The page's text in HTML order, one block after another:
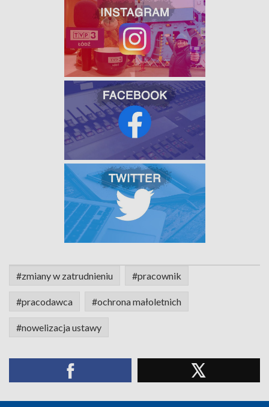
#zmiany w zatrudnieniu #pracownik
#pracodawca #ochrona małoletnich
#nowelizacja ustawy